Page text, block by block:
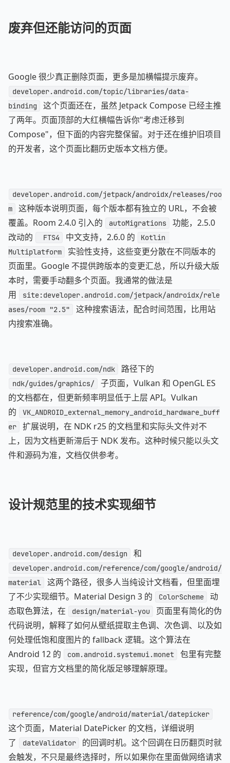
废弃但还能访问的页面
Google 很少真正删除页面，更多是加横幅提示废弃。
developer.android.com/topic/libraries/data-
binding
这个页面还在，虽然 Jetpack Compose 已经主推
了两年。页面顶部的大红横幅告诉你"考虑迁移到
Compose"，但下面的内容完整保留。对于还在维护旧项目
的开发者，这个页面比翻历史版本文档方便。
developer.android.com/jetpack/androidx/releases/roo
m
这种版本说明页面，每个版本都有独立的 URL，不会被
覆盖。Room 2.4.0 引入的
autoMigrations
功能，2.5.0
改动的
FTS4 中文支持，2.6.0 的
Kotlin
Multiplatform
实验性支持，这些变更分散在不同版本的
页面里。Google 不提供跨版本的变更汇总，所以升级大版
本时，需要手动翻多个页面。我通常的做法是
用
site:developer.android.com/jetpack/androidx/rele
ases/room "2.5"
这种搜索语法，配合时间范围，比用站
内搜索准确。
developer.android.com/ndk 路径下的
ndk/guides/graphics/
子页面，Vulkan 和 OpenGL ES
的文档都在，但更新频率明显低于上层 API。Vulkan
的
VK_ANDROID_external_memory_android_hardware_buff
er
扩展说明，在 NDK r25 的文档里和实际头文件对不
上，因为文档更新滞后于 NDK 发布。这种时候只能以头文
件和源码为准，文档仅供参考。
设计规范里的技术实现细节
developer.android.com/design 和
developer.android.com/reference/com/google/android/
material
这两个路径，很多人当纯设计文档看，但里面埋
了不少实现细节。Material Design 3 的
ColorScheme
动
态取色算法，在
design/material-you
页面里有简化的伪
代码说明，解释了如何从壁纸提取主色调、次色调、以及如
何处理低饱和度图片的 fallback 逻辑。这个算法在
Android 12 的
com.android.systemui.monet
包里有完整
实现，但官方文档里的简化版足够理解原理。
reference/com/google/android/material/datepicker
这个页面，Material DatePicker 的文档，详细说明
了
dateValidator
的回调时机。这个回调在日历翻页时就
会触发，不只是最终选择时，所以如果你在里面做网络请求